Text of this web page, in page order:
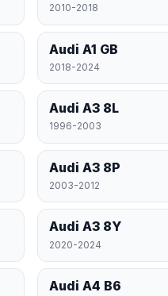
2010-2018
Audi A1 GB
2018-2024
Audi A3 8L
1996-2003
Audi A3 8P
2003-2012
Audi A3 8Y
2020-2024
Audi A4 B6